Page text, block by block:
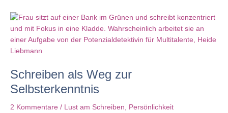
führt
Schreiben als Weg zur
Selbsterkenntnis
2 Kommentare / Lust am Schreiben, Persönlichkeit